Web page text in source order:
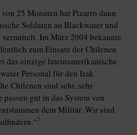
25 Monaten hat Pizarro dann
Soldaten an Blackwater und
vermittelt. Im März 2004 bekannte
zum Einsatz der Chilenen
das einzige lateinamerikanische
Personal für den Irak
Chilenen sind sehr, sehr
gut in das System von
dem Militär. Wir sind
5